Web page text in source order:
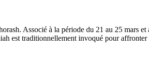
Associé à la période du 21 au 25 mars
est traditionnellement invoqué pour